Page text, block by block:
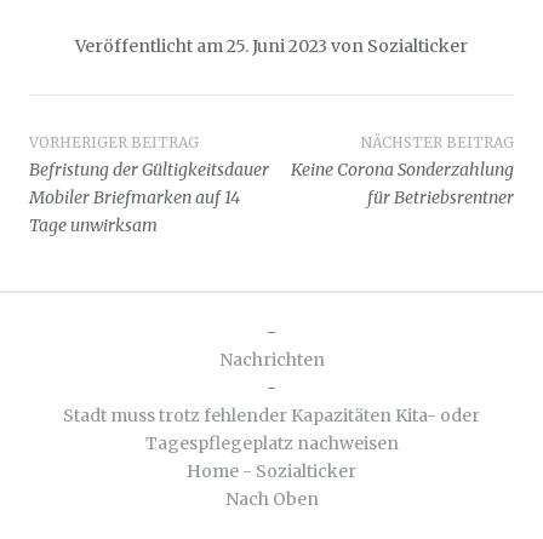
Veröffentlicht am25. Juni 2023 von Sozialticker
Beitragsnavigation
VORHERIGER BEITRAG
Befristung der Gültigkeitsdauer
Mobiler Briefmarken auf 14
Tage unwirksam
NÄCHSTER BEITRAG
Keine Corona Sonderzahlung
für Betriebsrentner
-
Nachrichten
-
Stadt muss trotz fehlender Kapazitäten Kita- oder
Tagespflegeplatz nachweisen
Home - Sozialticker
Nach Oben